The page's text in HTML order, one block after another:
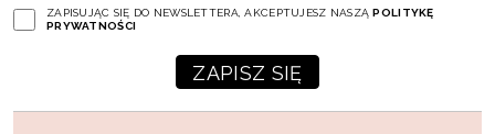
ZAPISUJĄC SIĘ DO NEWSLETTERA, AKCEPTUJESZ NASZĄ POLITYKĘ
PRYWATNOŚCI